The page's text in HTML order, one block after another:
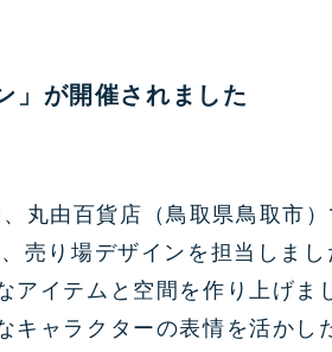
」が開催されました
由百貨店（鳥取県鳥取市）
売り場デザインを担当しま
イテムと空間を作り上げま
ャラクターの表情を活かし